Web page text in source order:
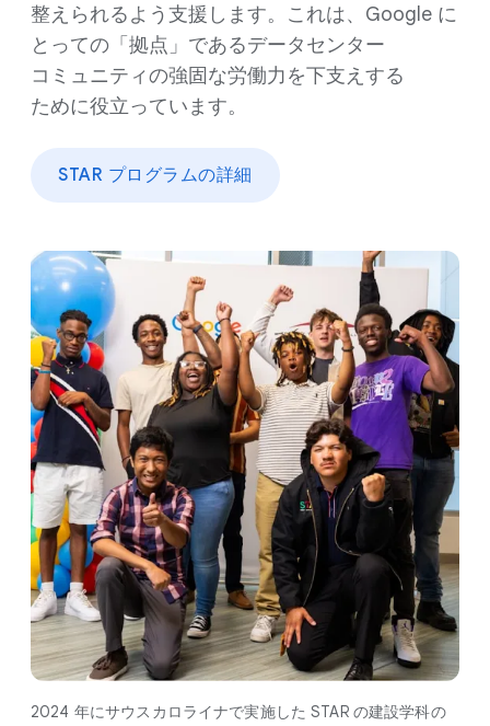
整えられる​よう​支援します。​これは、​Google に​
とっての​「拠点」である​データセンター
コミュニティの​強固な​労働力を​下支えする​
ために​役立っています。
STAR プログラムの​詳細
2024 年に​サウスカロライナで​実施した STAR の​建設学科の​